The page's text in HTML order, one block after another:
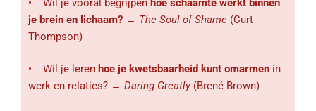
• Wil je vooral begrijpen hoe schaamte werkt binnen
je brein en lichaam? → The Soul of Shame (Curt
Thompson)
• Wil je leren hoe je kwetsbaarheid kunt omarmen in
werk en relaties? → Daring Greatly (Brené Brown)